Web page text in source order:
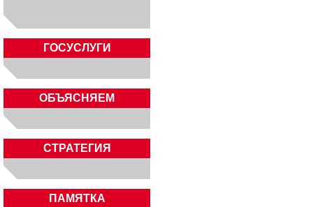
ГОСУСЛУГИ
ОБЪЯСНЯЕМ
СТРАТЕГИЯ
ПАМЯТКА